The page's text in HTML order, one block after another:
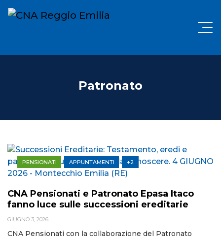
Patronato
PENSIONATI APPUNTAMENTI +2
CNA Pensionati e Patronato Epasa Itaco
fanno luce sulle successioni ereditarie
GIUGNO 3, 2026
CNA Pensionati con la collaborazione del Patronato